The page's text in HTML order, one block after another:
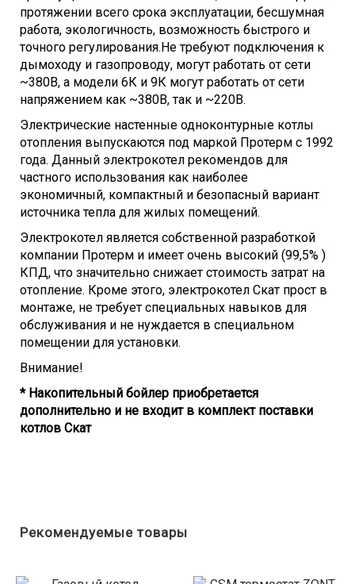
Электрическое подключение
Напряжение / Частота, В/Гц
Потребление, кВт
9
Класс защиты
IPX4D
Рекомендуемое сечение провода, 220В
Рекомендуемое сечение провода, 380В, мм2
1,5
Размеры
Контур отопления, дюйм
Высота, мм
740
Глубина, мм
Ширина, мм
410
Вес, кг
32,9
протяжении всего срока эксплуатации, бесшумная
работа, экологичность, возможность быстрого и
точного регулирования.Не требуют подключения к
дымоходу и газопроводу, могут работать от сети
~380В, а модели 6К и 9К могут работать от сети
напряжением как ~380В, так и ~220В.
Электрические настенные одноконтурные котлы
отопления выпускаются под маркой Протерм с 1992
года. Данный электрокотел рекомендов для
частного использования как наиболее
экономичный, компактный и безопасный вариант
источника тепла для жилых помещений.
Электрокотел является собственной разработкой
компании Протерм и имеет очень высокий (99,5% )
КПД, что значительно снижает стоимость затрат на
отопление. Кроме этого, электрокотел Скат прост в
монтаже, не требует специальных навыков для
обслуживания и не нуждается в специальном
помещении для установки.
Внимание!
* Накопительный бойлер приобретается
дополнительно и не входит в комплект поставки
котлов Скат
Рекомендуемые товары